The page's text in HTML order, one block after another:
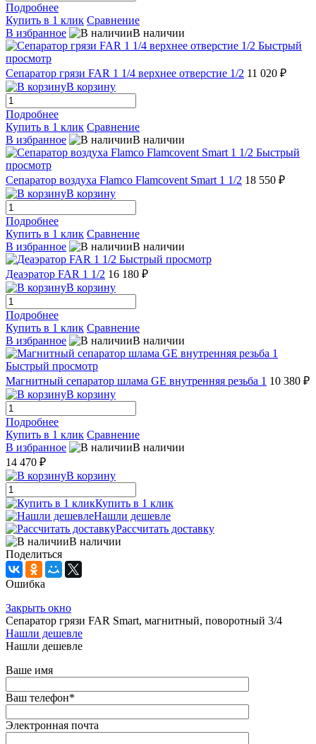
Подробнее
Купить в 1 клик Сравнение
В избранное
В наличии
Быстрый
просмотр
Сепаратор грязи FAR 1 1/4 верхнее отверстие 1/2 11 020 ₽
В корзину
Подробнее
Купить в 1 клик Сравнение
В избранное
В наличии
Быстрый
просмотр
Сепаратор воздуха Flamco Flamcovent Smart 1 1/2 18 550 ₽
В корзину
Подробнее
Купить в 1 клик Сравнение
В избранное
В наличии
Быстрый просмотр
Деаэратор FAR 1 1/2 16 180 ₽
В корзину
Подробнее
Купить в 1 клик Сравнение
В избранное
В наличии
Быстрый просмотр
Магнитный сепаратор шлама GE внутренняя резьба 1 10 380 ₽
В корзину
Подробнее
Купить в 1 клик Сравнение
В избранное
В наличии
14 470 ₽
В корзину
Купить в 1 клик
Нашли дешевле
Рассчитать доставку
В наличии
Поделиться
Ошибка
Закрыть окно
Сепаратор грязи FAR Smart, магнитный, поворотный 3/4
Нашли дешевле
Нашли дешевле
Ваше имя
Ваш телефон*
Электронная почта